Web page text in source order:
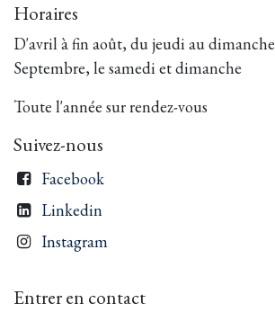
Horaires
D'avril à fin août, du jeudi au dimanche
Septembre, le samedi et dimanche
Toute l'année sur rendez-vous
Suivez-nous
Facebook
Linkedin
Instagram
Entrer en contact